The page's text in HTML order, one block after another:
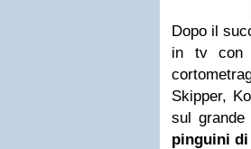
Dopo il
in tv con
Skipper,
sul
pinguini di